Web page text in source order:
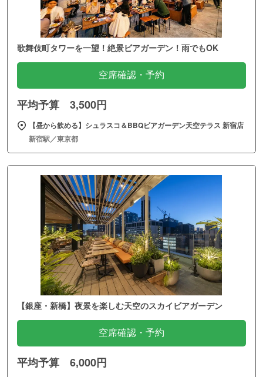
歌舞伎町タワーを一望！絶景ビアガーデン！雨でもOK
空席確認・予約
平均予算 3,500円
【昼から飲める】シュラスコ＆BBQビアガーデン天空テラス 新宿店
新宿駅／東京都
【銀座・新橋】夜景を楽しむ天空のスカイビアガーデン
空席確認・予約
平均予算 6,000円